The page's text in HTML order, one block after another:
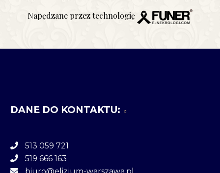
Napędzane przez technologię
DANE DO KONTAKTU:
513 059 721
519 666 163